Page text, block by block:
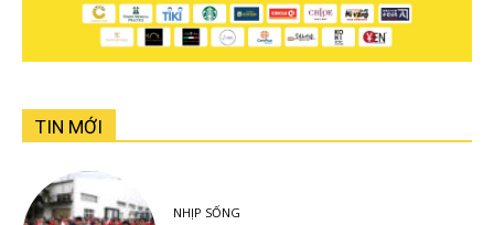
TIN MỚI
NHỊP SỐNG